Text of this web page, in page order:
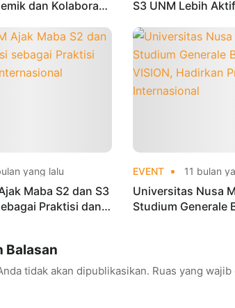
dan Kolaborasi
S3 UNM Lebih
yang lalu
Maba S2 dan S3
Praktisi dan
EVENT 11 bulan
Universitas Nusa
Studium Generale
Balasan
tidak akan dipublikasikan. Ruas yang wajib